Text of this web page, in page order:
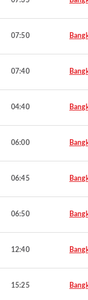
07:50
07:40
04:40
06:00
06:45
06:50
12:40
15:25